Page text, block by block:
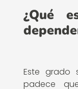
¿Qué
Este grado
padece